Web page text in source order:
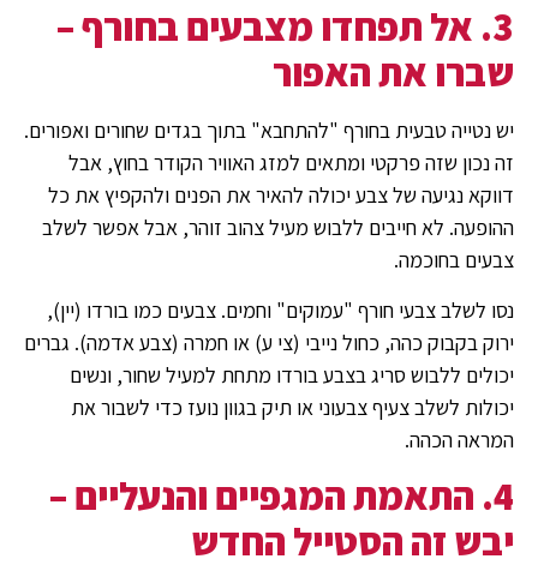
3. אל תפחדו מצבעים בחורף –
שברו את האפור
יש נטייה טבעית בחורף "להתחבא" בתוך בגדים שחורים ואפורים.
זה נכון שזה פרקטי ומתאים למזג האוויר הקודר בחוץ, אבל
דווקא נגיעה של צבע יכולה להאיר את הפנים ולהקפיץ את כל
ההופעה. לא חייבים ללבוש מעיל צהוב זוהר, אבל אפשר לשלב
צבעים בחוכמה.
נסו לשלב צבעי חורף "עמוקים" וחמים. צבעים כמו בורדו (יין),
ירוק בקבוק כהה, כחול נייבי (צי ע) או חמרה (צבע אדמה). גברים
יכולים ללבוש סריג בצבע בורדו מתחת למעיל שחור, ונשים
יכולות לשלב צעיף צבעוני או תיק בגוון נועז כדי לשבור את
המראה הכהה.
4. התאמת המגפיים והנעליים –
יבש זה הסטייל החדש